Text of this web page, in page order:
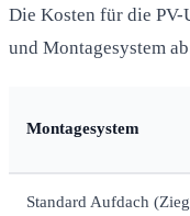
Die Kosten für die
und Montagesystem
Montagesystem
Standard Aufdach